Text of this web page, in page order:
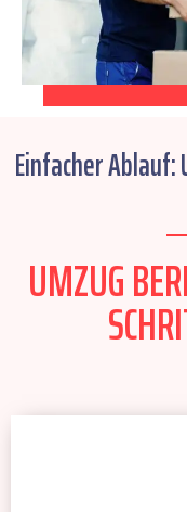
Einfacher
UMZUG